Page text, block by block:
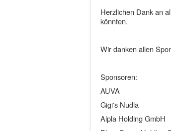
Herzlichen Dank an
könnten.
Wir danken allen
Sponsoren:
AUVA
Gigi‘s Nudla
Alpla Holding GmbH